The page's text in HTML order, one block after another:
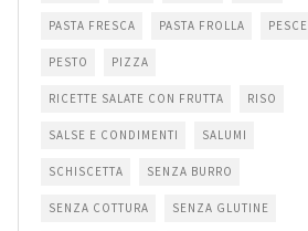
PASTA FRESCA PASTA FROLLA PESCE
PESTO PIZZA
RICETTE SALATE CON FRUTTA RISO
SALSE E CONDIMENTI SALUMI
SCHISCETTA SENZA BURRO
SENZA COTTURA SENZA GLUTINE